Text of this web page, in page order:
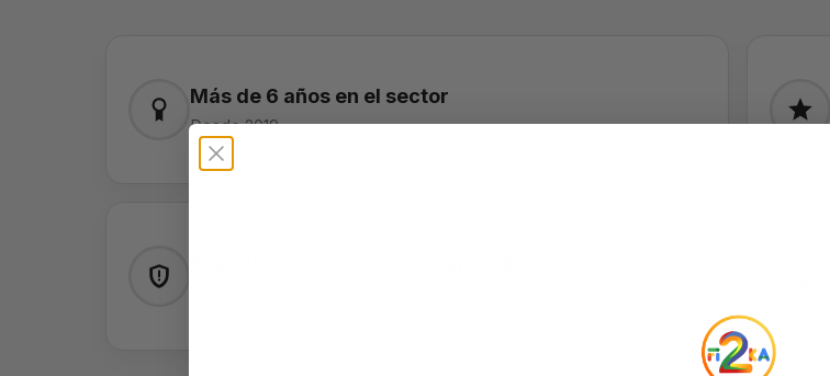
Más de 6 años en el sector
Desde 2019